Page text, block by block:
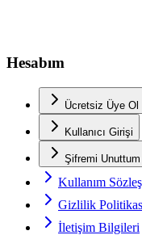
Hesabım
Ücretsiz Üye Ol
Kullanıcı Girişi
Şifremi Unuttum
Kullanım
Gizlilik
İletişim Bilgileri